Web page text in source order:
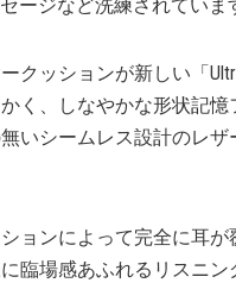
ージなど洗練されていま
クッションが新しい「
く、しなやかな形状記憶
いシームレス設計のレ
ョンによって完全に耳が
臨場感あふれるリスニ